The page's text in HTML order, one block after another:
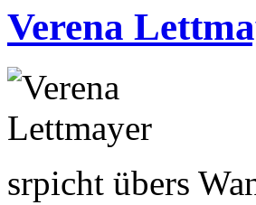
Verena
srpicht übers